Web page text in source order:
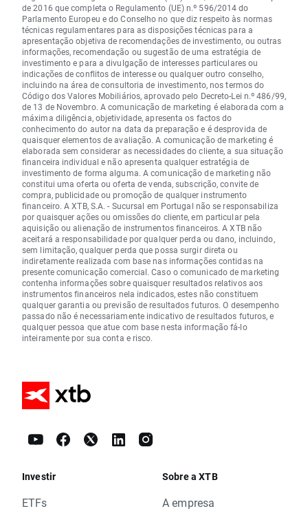
de 2016 que completa o Regulamento (UE) n.º 596/2014 do
Parlamento Europeu e do Conselho no que diz respeito às normas
técnicas regulamentares para as disposições técnicas para a
apresentação objetiva de recomendações de investimento, ou outras
informações, recomendação ou sugestão de uma estratégia de
investimento e para a divulgação de interesses particulares ou
indicações de conflitos de interesse ou qualquer outro conselho,
incluindo na área de consultoria de investimento, nos termos do
Código dos Valores Mobiliários, aprovado pelo Decreto-Lei n.º 486/99,
de 13 de Novembro. A comunicação de marketing é elaborada com a
máxima diligência, objetividade, apresenta os factos do
conhecimento do autor na data da preparação e é desprovida de
quaisquer elementos de avaliação. A comunicação de marketing é
elaborada sem considerar as necessidades do cliente, a sua situação
financeira individual e não apresenta qualquer estratégia de
investimento de forma alguma. A comunicação de marketing não
constitui uma oferta ou oferta de venda, subscrição, convite de
compra, publicidade ou promoção de qualquer instrumento
financeiro. A XTB, S.A. - Sucursal em Portugal não se responsabiliza
por quaisquer ações ou omissões do cliente, em particular pela
aquisição ou alienação de instrumentos financeiros. A XTB não
aceitará a responsabilidade por qualquer perda ou dano, incluindo,
sem limitação, qualquer perda que possa surgir direta ou
indiretamente realizada com base nas informações contidas na
presente comunicação comercial. Caso o comunicado de marketing
contenha informações sobre quaisquer resultados relativos aos
instrumentos financeiros nela indicados, estes não constituem
qualquer garantia ou previsão de resultados futuros. O desempenho
passado não é necessariamente indicativo de resultados futuros, e
qualquer pessoa que atue com base nesta informação fá-lo
inteiramente por sua conta e risco.
Investir
ETFs
Sobre a XTB
A empresa